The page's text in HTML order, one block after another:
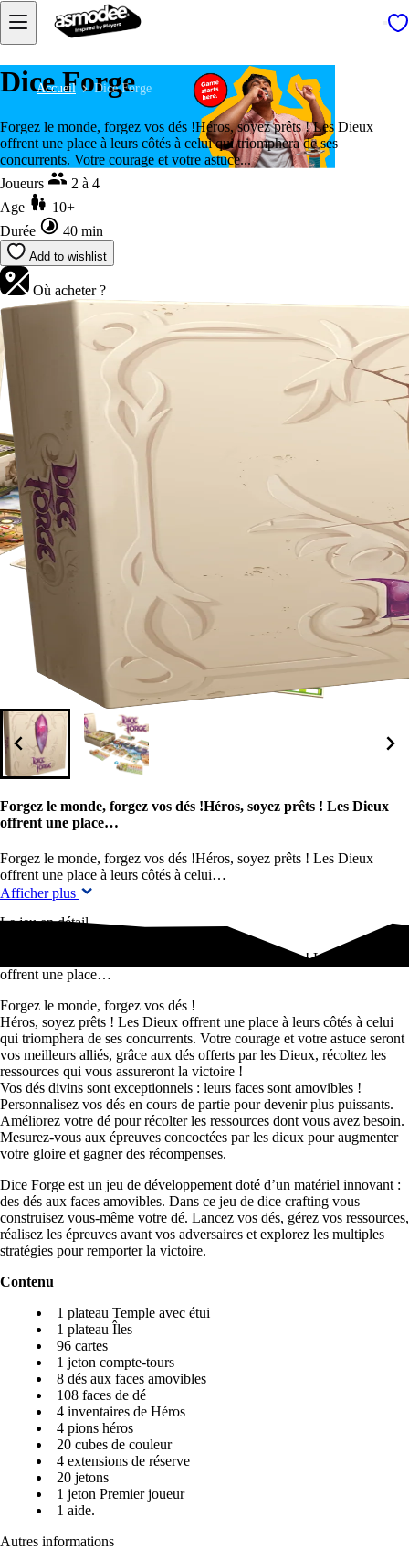
Accueil Dice Forge
Dice Forge
Forgez le monde, forgez vos dés !Héros, soyez prêts ! Les Dieux
offrent une place à leurs côtés à celui qui triomphera de ses
concurrents. Votre courage et votre astuce...
Joueurs
2 à 4
Age
10+
Durée
40 min
Add to wishlist
Où acheter ?
Forgez le monde, forgez vos dés !Héros, soyez prêts ! Les Dieux
offrent une place…
Forgez le monde, forgez vos dés !Héros, soyez prêts ! Les Dieux
offrent une place à leurs côtés à celui…
Afficher plus
Le jeu en détail
Forgez le monde, forgez vos dés !Héros, soyez prêts ! Les Dieux
offrent une place…
Forgez le monde, forgez vos dés !
Héros, soyez prêts ! Les Dieux offrent une place à leurs côtés à celui
qui triomphera de ses concurrents. Votre courage et votre astuce seront
vos meilleurs alliés, grâce aux dés offerts par les Dieux, récoltez les
ressources qui vous assureront la victoire !
Vos dés divins sont exceptionnels : leurs faces sont amovibles !
Personnalisez vos dés en cours de partie pour devenir plus puissants.
Améliorez votre dé pour récolter les ressources dont vous avez besoin.
Mesurez-vous aux épreuves concoctées par les dieux pour augmenter
votre gloire et gagner des récompenses.
Dice Forge est un jeu de développement doté d’un matériel innovant :
des dés aux faces amovibles. Dans ce jeu de dice crafting vous
construisez vous-même votre dé. Lancez vos dés, gérez vos ressources,
réalisez les épreuves avant vos adversaires et explorez les multiples
stratégies pour remporter la victoire.
Contenu
1 plateau Temple avec étui
1 plateau Îles
96 cartes
1 jeton compte-tours
8 dés aux faces amovibles
108 faces de dé
4 inventaires de Héros
4 pions héros
20 cubes de couleur
4 extensions de réserve
20 jetons
1 jeton Premier joueur
1 aide.
Autres informations